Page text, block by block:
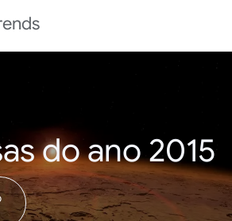
do ano 2015